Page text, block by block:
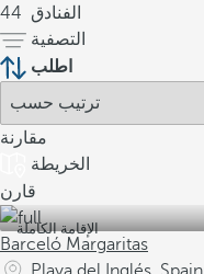
44 الفنادق
التصفية
اطلب
مقارنة
الخريطة
قارن
الإقامة الكاملة
Barceló Margaritas